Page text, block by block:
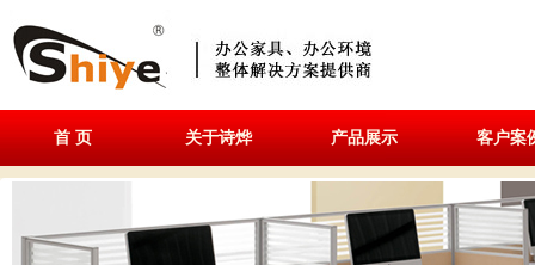
首 页 关于诗烨 产品展示 客户案